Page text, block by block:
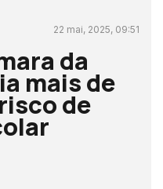
22 mai, 2025, 09:51
da
mais de
de